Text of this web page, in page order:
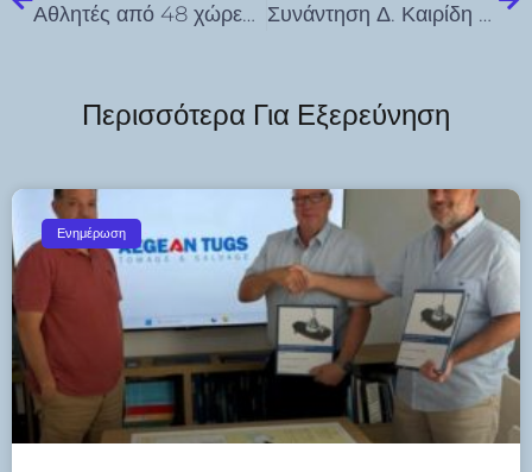
Αθλητές από 48 χώρες, έως τώρα, δήλωσαν στο Μαραθώνιο Ρόδου 2024, στις 21 Απριλίου Συνάντηση Δ. Καιρίδη με τον Ύπατο Αρμοστή του ΟΗΕ για τους Πρόσφυγες κ. Filippo Grandi
Περισσότερα Για Εξερεύνηση
Ενημέρωση